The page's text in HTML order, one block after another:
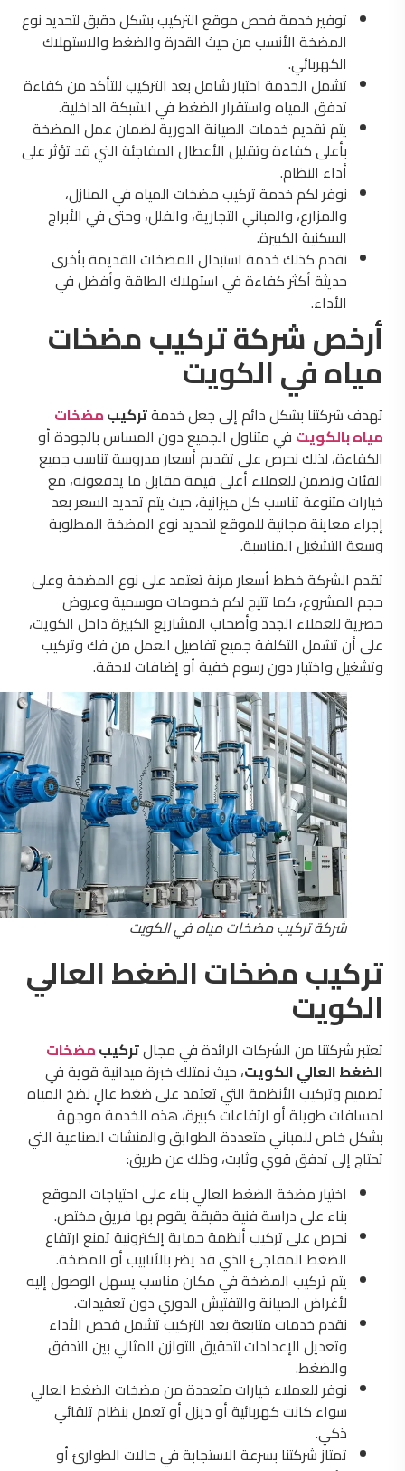
توفير خدمة فحص موقع التركيب بشكل دقيق لتحديد نوع
المضخة الأنسب من حيث القدرة والضغط والاستهلاك
الكهربائي.
تشمل الخدمة اختبار شامل بعد التركيب للتأكد من كفاءة
تدفق المياه واستقرار الضغط في الشبكة الداخلية.
يتم تقديم خدمات الصيانة الدورية لضمان عمل المضخة
بأعلى كفاءة وتقليل الأعطال المفاجئة التي قد تؤثر على
أداء النظام.
نوفر لكم خدمة تركيب مضخات المياه في المنازل،
والمزارع، والمباني التجارية، والفلل، وحتى في الأبراج
السكنية الكبيرة.
نقدم كذلك خدمة استبدال المضخات القديمة بأخرى
حديثة أكثر كفاءة في استهلاك الطاقة وأفضل في
الأداء.
أرخص شركة تركيب مضخات
مياه في الكويت
تهدف شركتنا بشكل دائم إلى جعل خدمةتركيبمضخات
مياه بالكويتفي متناول الجميع دون المساس بالجودة أو
الكفاءة، لذلك نحرص على تقديم أسعار مدروسة تناسب جميع
الفئات وتضمن للعملاء أعلى قيمة مقابل ما يدفعونه، مع
خيارات متنوعة تناسب كل ميزانية، حيث يتم تحديد السعر بعد
إجراء معاينة مجانية للموقع لتحديد نوع المضخة المطلوبة
وسعة التشغيل المناسبة.
تقدم الشركة خطط أسعار مرنة تعتمد على نوع المضخة وعلى
حجم المشروع، كما تتيح لكم خصومات موسمية وعروض
حصرية للعملاء الجدد وأصحاب المشاريع الكبيرة داخل الكويت،
على أن تشمل التكلفة جميع تفاصيل العمل من فك وتركيب
وتشغيل واختبار دون رسوم خفية أو إضافات لاحقة.
شركة تركيب مضخات مياه في الكويت
تركيب مضخات الضغط العالي
الكويت
تعتبر شركتنا من الشركات الرائدة في مجالتركيبمضخات
الضغط العالي الكويت، حيث نمتلك خبرة ميدانية قوية في
تصميم وتركيب الأنظمة التي تعتمد على ضغط عالٍ لضخ المياه
لمسافات طويلة أو ارتفاعات كبيرة، هذه الخدمة موجهة
بشكل خاص للمباني متعددة الطوابق والمنشآت الصناعية التي
تحتاج إلى تدفق قوي وثابت، وذلك عن طريق:
اختيار مضخة الضغط العالي بناء على احتياجات الموقع
بناء على دراسة فنية دقيقة يقوم بها فريق مختص.
نحرص على تركيب أنظمة حماية إلكترونية تمنع ارتفاع
الضغط المفاجئ الذي قد يضر بالأنابيب أو المضخة.
يتم تركيب المضخة في مكان مناسب يسهل الوصول إليه
لأغراض الصيانة والتفتيش الدوري دون تعقيدات.
نقدم خدمات متابعة بعد التركيب تشمل فحص الأداء
وتعديل الإعدادات لتحقيق التوازن المثالي بين التدفق
والضغط.
نوفر للعملاء خيارات متعددة من مضخات الضغط العالي
سواء كانت كهربائية أو ديزل أو تعمل بنظام تلقائي
ذكي.
تمتاز شركتنا بسرعة الاستجابة في حالات الطوارئ أو